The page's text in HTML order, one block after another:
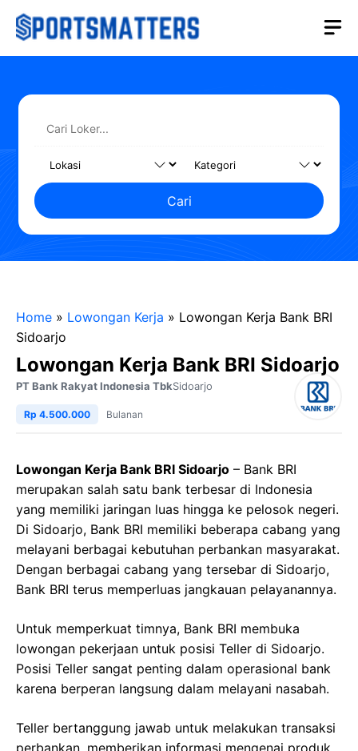
Langsung
Cari
Home » Lowongan Kerja » Lowongan Kerja Bank BRI
Sidoarjo
Lowongan Kerja Bank BRI Sidoarjo
PT Bank Rakyat Indonesia TbkSidoarjo
Rp 4.500.000 Bulanan
Lowongan Kerja Bank BRI Sidoarjo – Bank BRI
merupakan salah satu bank terbesar di Indonesia
yang memiliki jaringan luas hingga ke pelosok negeri.
Di Sidoarjo, Bank BRI memiliki beberapa cabang yang
melayani berbagai kebutuhan perbankan masyarakat.
Dengan berbagai cabang yang tersebar di Sidoarjo,
Bank BRI terus memperluas jangkauan pelayanannya.
Untuk memperkuat timnya, Bank BRI membuka
lowongan pekerjaan untuk posisi Teller di Sidoarjo.
Posisi Teller sangat penting dalam operasional bank
karena berperan langsung dalam melayani nasabah.
Teller bertanggung jawab untuk melakukan transaksi
perbankan, memberikan informasi mengenai produk